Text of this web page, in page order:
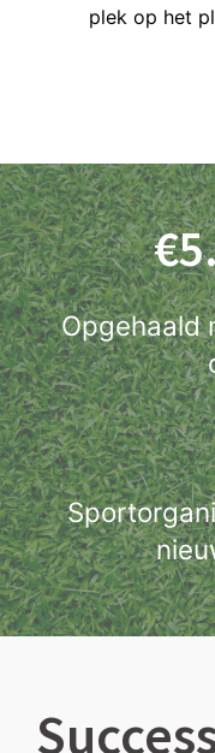
plek op het
Opgehaald